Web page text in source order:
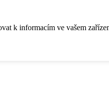
k informacím ve vašem